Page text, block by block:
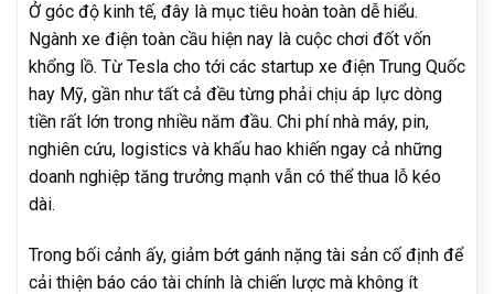
Ở góc độ kinh tế, đây là mục tiêu hoàn toàn dễ hiểu.
Ngành xe điện toàn cầu hiện nay là cuộc chơi đốt vốn
khổng lồ. Từ Tesla cho tới các startup xe điện Trung Quốc
hay Mỹ, gần như tất cả đều từng phải chịu áp lực dòng
tiền rất lớn trong nhiều năm đầu. Chi phí nhà máy, pin,
nghiên cứu, logistics và khấu hao khiến ngay cả những
doanh nghiệp tăng trưởng mạnh vẫn có thể thua lỗ kéo
dài.
Trong bối cảnh ấy, giảm bớt gánh nặng tài sản cố định để
cải thiện báo cáo tài chính là chiến lược mà không ít